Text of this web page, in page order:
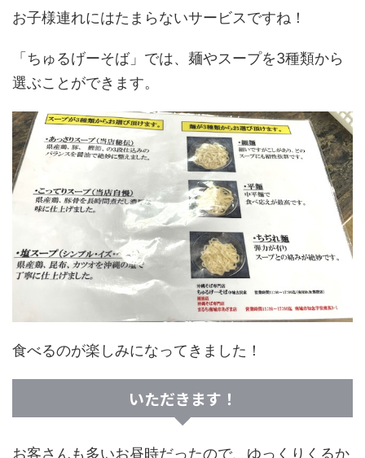
お子様連れにはたまらないサービスですね！
「ちゅるげーそば」では、麺やスープを3種類から
選ぶことができます。
食べるのが楽しみになってきました！
いただきます！
お客さんも多いお昼時だったので、ゆっくりくるか